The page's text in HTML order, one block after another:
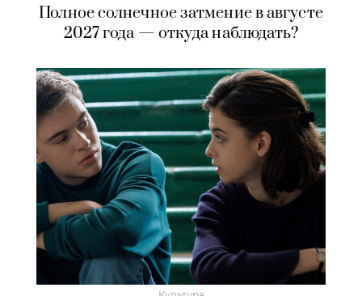
Полное солнечное затмение в августе
2027 года — откуда наблюдать?